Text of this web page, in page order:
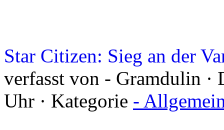
Star Citizen: Sieg an der
verfasst von - Gramdulin
Uhr · Kategorie -